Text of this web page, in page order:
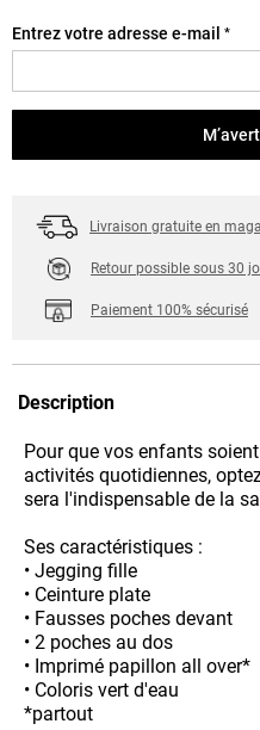
Entrez votre adresse e-mail *
Livraison gratuite en
Retour possible sous 30
Paiement 100% sécurisé
Description
Pour que vos enfants
activités quotidiennes,
sera l'indispensable de la
Ses caractéristiques :
• Jegging fille
• Ceinture plate
• Fausses poches devant
• 2 poches au dos
• Imprimé papillon all over*
• Coloris vert d'eau
*partout